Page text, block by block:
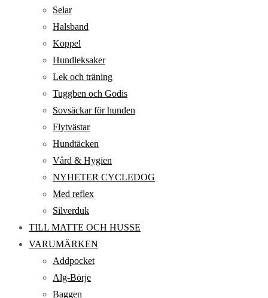
Selar
Halsband
Koppel
Hundleksaker
Lek och träning
Tuggben och Godis
Sovsäckar för hunden
Flytvästar
Hundtäcken
Vård & Hygien
NYHETER CYCLEDOG
Med reflex
Silverduk
TILL MATTE OCH HUSSE
VARUMÄRKEN
Addpocket
Alg-Börje
Baggen